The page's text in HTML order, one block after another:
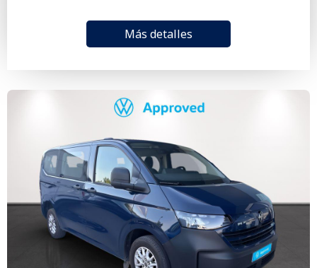
Más detalles